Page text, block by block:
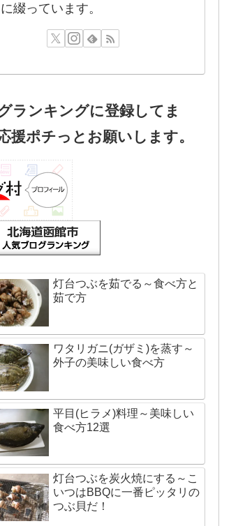
綴っています。
ランキングに登録してま
援ポチっとお願いします。
灯台つぶを茹でる～食べ方と
茹で方
ワタリガニ(ガザミ)を蒸す～
外子の美味しい食べ方
平目(ヒラメ)料理～美味しい
食べ方12選
灯台つぶを炭火焼にする～こ
いつはBBQに一番ピッタリの
つぶ貝だ！